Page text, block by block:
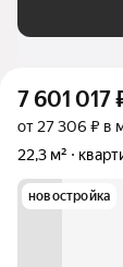
7 601 017
от 27 306 ₽ в
22,3 м²
новостройка